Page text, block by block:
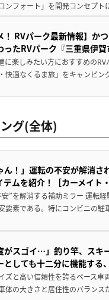
ンフォート」を開発コンセプ
！ RVパーク最新情報】か
たRVパーク『三重県伊賀
に楽しみたい方におすすめの
快適なくるま旅」をキャンピ
グ(全体)
ん！」運転の不安が解消
ムを紹介！［カーメイト
”を解消する補助ミラー 運転経
要素である。特にコンビニの
スゴイ…」釣り竿、スキ
しても十二分に機能する
ズと高い信頼性を誇るベース車
体の大きさと居住性のバラン